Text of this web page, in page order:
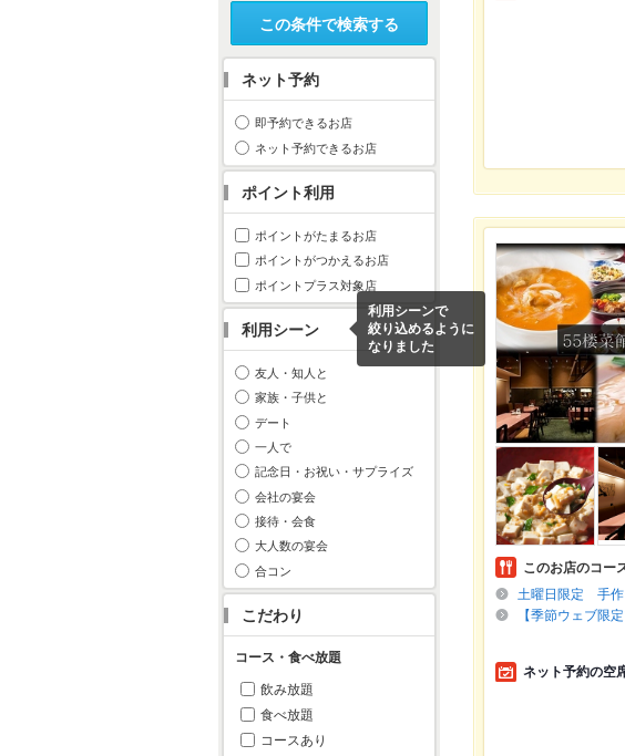
この条件で検索する
ネット予約
即予約できるお店
ネット予約できるお店
ポイント利用
ポイントがたまるお店
ポイントがつかえるお店
ポイントプラス対象店
利用シーン
利用シーンで
絞り込めるように
なりました
友人・知人と
家族・子供と
デート
一人で
記念日・お祝い・サプライズ
会社の宴会
接待・会食
大人数の宴会
合コン
こだわり
コース・食べ放題
飲み放題
食べ放題
コースあり
このお店のコー
土曜日限定 手
【季節ウェブ限
ネット予約の空